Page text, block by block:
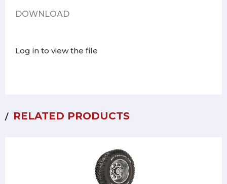
DOWNLOAD
Log in to view the file
RELATED PRODUCTS